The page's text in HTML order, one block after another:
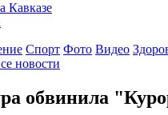
Кавказе
Спорт Фото Видео
новости
обвинила